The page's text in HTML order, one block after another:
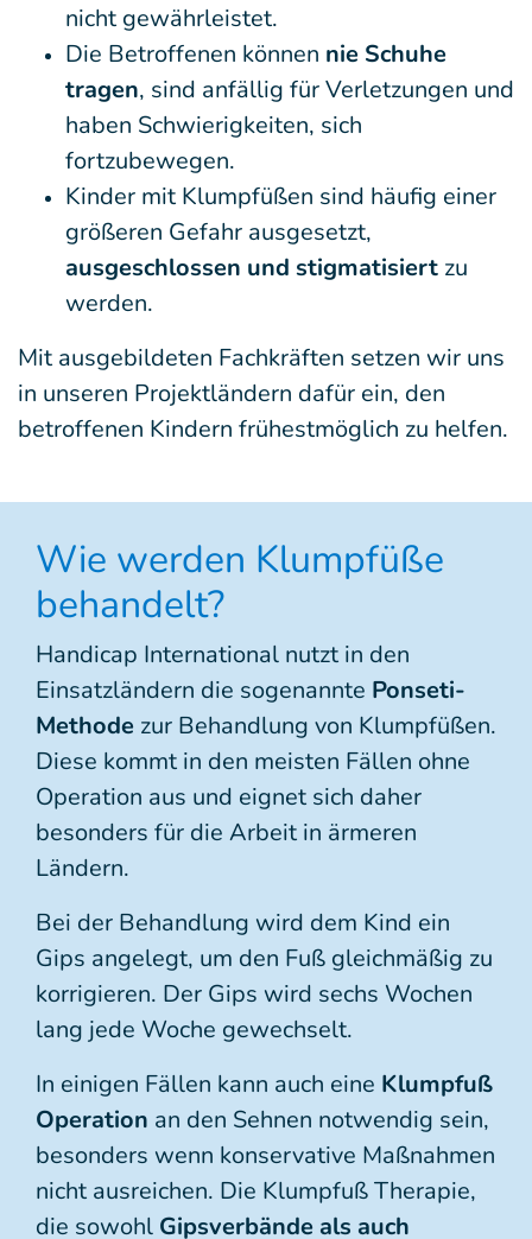
nicht gewährleistet.
Die Betroffenen können nie Schuhe
tragen, sind anfällig für Verletzungen und
haben Schwierigkeiten, sich
fortzubewegen.
Kinder mit Klumpfüßen sind häufig einer
größeren Gefahr ausgesetzt,
ausgeschlossen und stigmatisiert zu
werden.
Mit ausgebildeten Fachkräften setzen wir uns
in unseren Projektländern dafür ein, den
betroffenen Kindern frühestmöglich zu helfen.
Wie werden Klumpfüße
behandelt?
Handicap International nutzt in den
Einsatzländern die sogenannte Ponseti-
Methode zur Behandlung von Klumpfüßen.
Diese kommt in den meisten Fällen ohne
Operation aus und eignet sich daher
besonders für die Arbeit in ärmeren
Ländern.
Bei der Behandlung wird dem Kind ein
Gips angelegt, um den Fuß gleichmäßig zu
korrigieren. Der Gips wird sechs Wochen
lang jede Woche gewechselt.
In einigen Fällen kann auch eine Klumpfuß
Operation an den Sehnen notwendig sein,
besonders wenn konservative Maßnahmen
nicht ausreichen. Die Klumpfuß Therapie,
die sowohl Gipsverbände als auch